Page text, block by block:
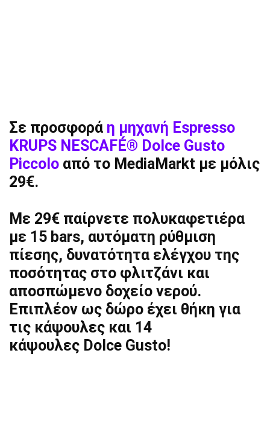
Σε προσφορά η μηχανή Espresso
KRUPS NESCAFÉ® Dolce Gusto
Piccolo από το MediaMarkt με μόλις
29€.
Με 29€ παίρνετε πολυκαφετιέρα
με 15 bars, αυτόματη ρύθμιση
πίεσης, δυνατότητα ελέγχου της
ποσότητας στο φλιτζάνι και
αποσπώμενο δοχείο νερού.
Επιπλέον ως δώρο έχει θήκη για
τις κάψουλες και 14
κάψουλες Dolce Gusto!